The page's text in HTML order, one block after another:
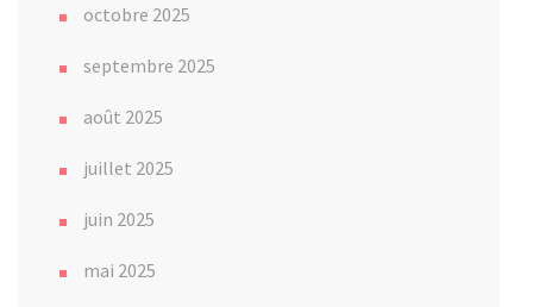
octobre 2025
septembre 2025
août 2025
juillet 2025
juin 2025
mai 2025